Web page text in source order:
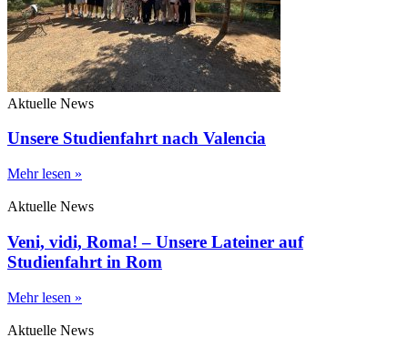
Aktuelle News
Unsere Studienfahrt nach Valencia
Mehr lesen »
Aktuelle News
Veni, vidi, Roma! – Unsere Lateiner auf
Studienfahrt in Rom
Mehr lesen »
Aktuelle News